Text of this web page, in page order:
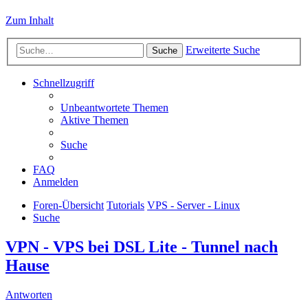
Zum Inhalt
Suche Erweiterte Suche
Schnellzugriff
Unbeantwortete Themen
Aktive Themen
Suche
FAQ
Anmelden
Foren-Übersicht Tutorials VPS - Server - Linux
Suche
VPN - VPS bei DSL Lite - Tunnel nach
Hause
Antworten